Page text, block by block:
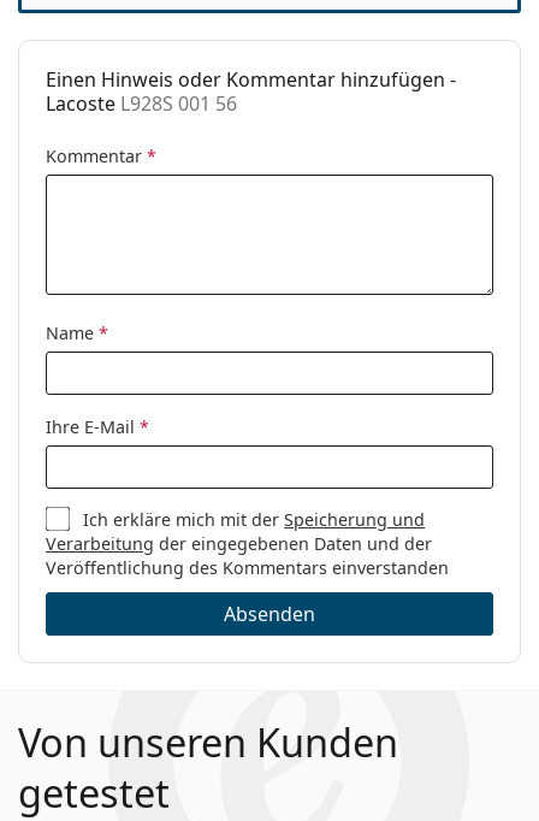
Einen Hinweis oder Kommentar hinzufügen -
Lacoste L928S 001 56
Kommentar *
Name *
Ihre E-Mail *
Ich erkläre mich mit derSpeicherung und
Verarbeitung der eingegebenen Daten und der
Veröffentlichung des Kommentars einverstanden
Absenden
Von unseren Kunden
getestet